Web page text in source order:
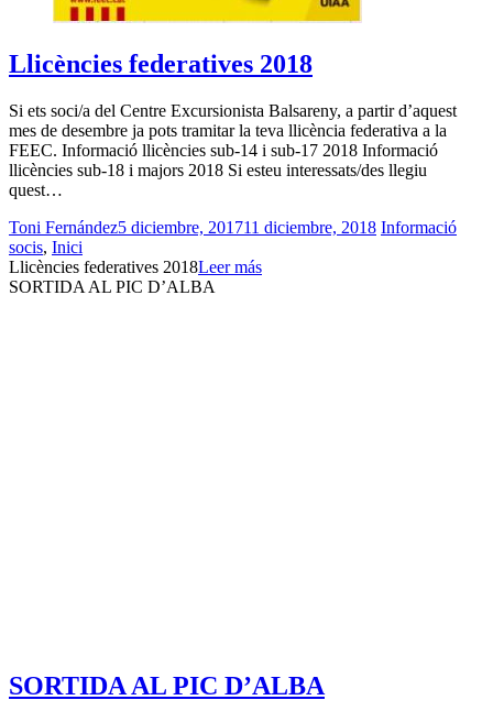
Llicències federatives 2018
Si ets soci/a del Centre Excursionista Balsareny, a partir d’aquest
mes de desembre ja pots tramitar la teva llicència federativa a la
FEEC. Informació llicències sub-14 i sub-17 2018 Informació
llicències sub-18 i majors 2018 Si esteu interessats/des llegiu
quest…
Toni Fernández5 diciembre, 201711 diciembre, 2018 Informació
socis, Inici
Llicències federatives 2018Leer más
SORTIDA AL PIC D’ALBA
SORTIDA AL PIC D’ALBA